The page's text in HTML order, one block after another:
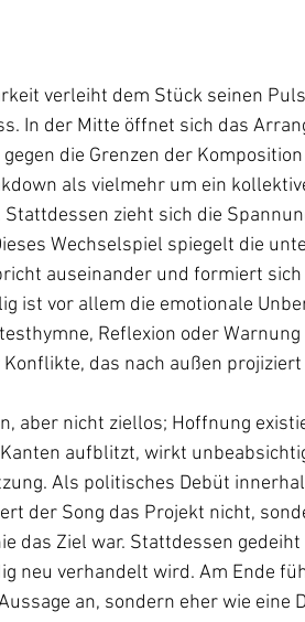
verleiht dem Stück seinen
In der Mitte öffnet sich das
gegen die Grenzen der
als vielmehr um ein
Stattdessen zieht sich die
Wechselspiel spiegelt die
auseinander und formiert
ist vor allem die emotionale
Reflexion oder
das nach außen
aber nicht ziellos; Hoffnung
aufblitzt, wirkt
Als politisches Debüt
der Song das Projekt nicht,
das Ziel war. Stattdessen
neu verhandelt wird. Am Ende
an, sondern eher wie eine